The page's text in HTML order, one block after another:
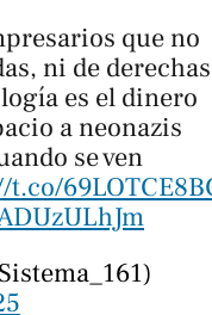
que no
ni de
es el dinero
a neonazis
se ven